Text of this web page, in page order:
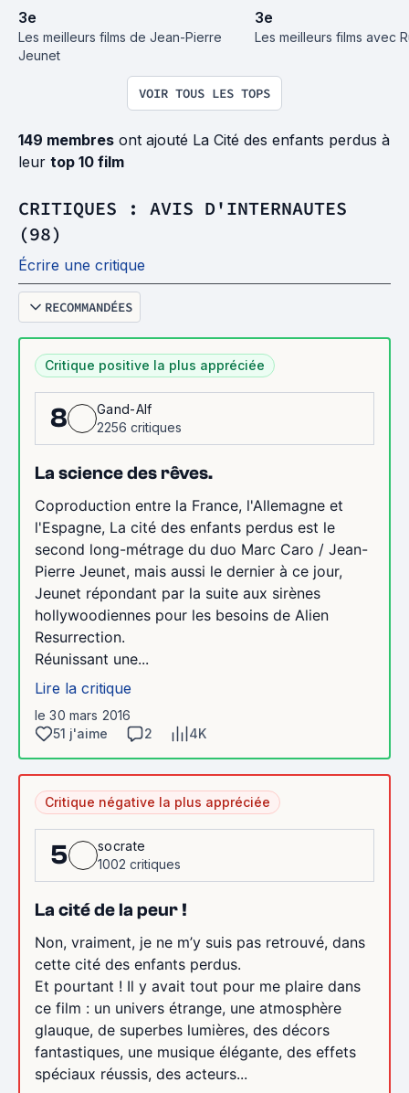
3e
Les meilleurs films de Jean-Pierre
Jeunet
3e
Les meilleurs films avec
VOIR TOUS LES TOPS
149 membres ont ajouté La Cité des enfants perdus à
leur top 10 film
CRITIQUES : AVIS D'INTERNAUTES
(98)
Écrire une critique
RECOMMANDÉES
Critique positive la plus appréciée
8
Gand-Alf
2256 critiques
La science des rêves.
Coproduction entre la France, l'Allemagne et
l'Espagne, La cité des enfants perdus est le
second long-métrage du duo Marc Caro / Jean-
Pierre Jeunet, mais aussi le dernier à ce jour,
Jeunet répondant par la suite aux sirènes
hollywoodiennes pour les besoins de Alien
Resurrection.
Réunissant une...
Lire la critique
le 30 mars 2016
51 j'aime
2 4K
Critique négative la plus appréciée
5
socrate
1002 critiques
La cité de la peur !
Non, vraiment, je ne m’y suis pas retrouvé, dans
cette cité des enfants perdus.
Et pourtant ! Il y avait tout pour me plaire dans
ce film : un univers étrange, une atmosphère
glauque, de superbes lumières, des décors
fantastiques, une musique élégante, des effets
spéciaux réussis, des acteurs...